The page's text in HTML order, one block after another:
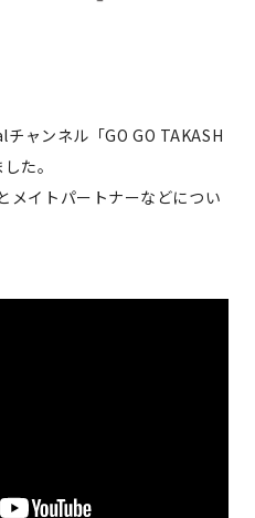
ャンネル「GO GO TAKASH
た。
メイトパートナーなどについ